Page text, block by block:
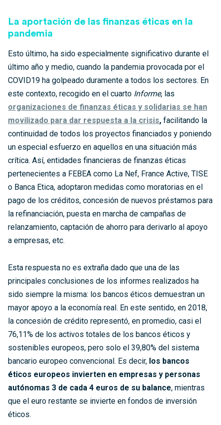
La aportación de las finanzas éticas en la
pandemia
Esto último, ha sido especialmente significativo durante el
último año y medio, cuando la pandemia provocada por el
COVID19 ha golpeado duramente a todos los sectores. En
este contexto, recogido en el cuarto Informe, las
organizaciones de finanzas éticas y solidarias se han
movilizado para dar respuesta a la crisis, facilitando la
continuidad de todos los proyectos financiados y poniendo
un especial esfuerzo en aquellos en una situación más
crítica. Así, entidades financieras de finanzas éticas
pertenecientes a FEBEA como La Nef, France Active, TISE
o Banca Etica, adoptaron medidas como moratorias en el
pago de los créditos, concesión de nuevos préstamos para
la refinanciación, puesta en marcha de campañas de
relanzamiento, captación de ahorro para derivarlo al apoyo
a empresas, etc.
Esta respuesta no es extraña dado que una de las
principales conclusiones de los informes realizados ha
sido siempre la misma: los bancos éticos demuestran un
mayor apoyo a la economía real. En este sentido, en 2018,
la concesión de crédito representó, en promedio, casi el
76,11% de los activos totales de los bancos éticos y
sostenibles europeos, pero solo el 39,80% del sistema
bancario europeo convencional. Es decir, los bancos
éticos europeos invierten en empresas y personas
autónomas 3 de cada 4 euros de su balance, mientras
que el euro restante se invierte en fondos de inversión
éticos.